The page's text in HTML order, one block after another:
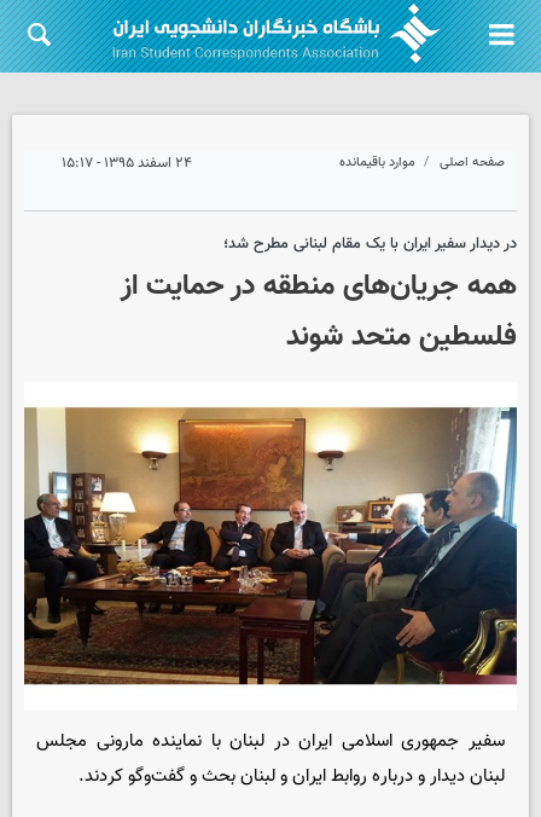
صفحه اصلی موارد باقیمانده ۲۴ اسفند ۱۳۹۵ - ۱۵:۱۷
در دیدار سفیر ایران با یک مقام لبنانی مطرح شد؛
همه جریان‌های منطقه در حمایت از
فلسطین متحد شوند
سفیر جمهوری اسلامی ایران در لبنان با نماینده مارونی مجلس
لبنان دیدار و درباره روابط ایران و لبنان بحث و گفت‌وگو کردند.